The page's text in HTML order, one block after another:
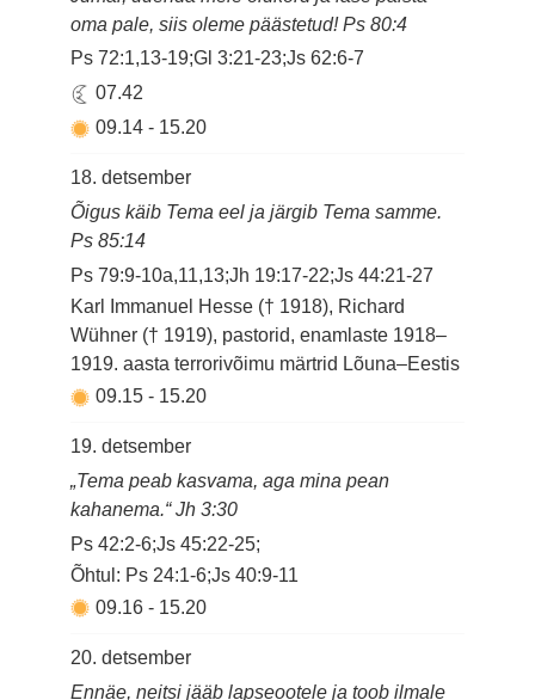
oma pale, siis oleme päästetud! Ps 80:4
Ps 72:1,13-19;Gl 3:21-23;Js 62:6-7
07.42
09.14- 15.20
18. detsember
Õigus käib Tema eel ja järgib Tema samme.
Ps 85:14
Ps 79:9-10a,11,13;Jh 19:17-22;Js 44:21-27
Karl Immanuel Hesse († 1918), Richard
Wühner († 1919), pastorid, enamlaste 1918–
1919. aasta terrorivõimu märtrid Lõuna–Eestis
09.15- 15.20
19. detsember
„Tema peab kasvama, aga mina pean
kahanema.“ Jh 3:30
Ps 42:2-6;Js 45:22-25;
Õhtul: Ps 24:1-6;Js 40:9-11
09.16- 15.20
20. detsember
Ennäe, neitsi jääb lapseootele ja toob ilmale